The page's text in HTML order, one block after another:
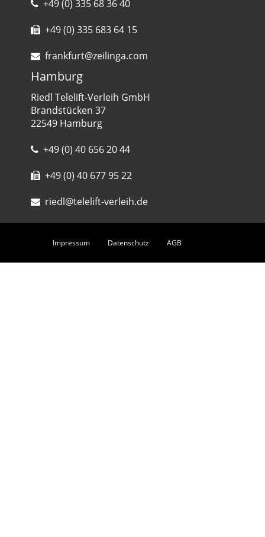
+49 (0) 335 68 36 40
+49 (0) 335 683 64 15
frankfurt@zeilinga.com
Hamburg
Riedl Telelift-Verleih GmbH
Brandstücken 37
22549 Hamburg
+49 (0) 40 656 20 44
+49 (0) 40 677 95 22
riedl@telelift-verleih.de
Impressum Datenschutz AGB